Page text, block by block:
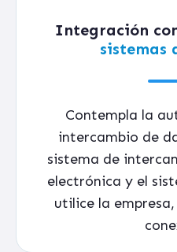
Integración
sistemas
Contempla la
intercambio de
sistema de
electrónica y el
utilice la